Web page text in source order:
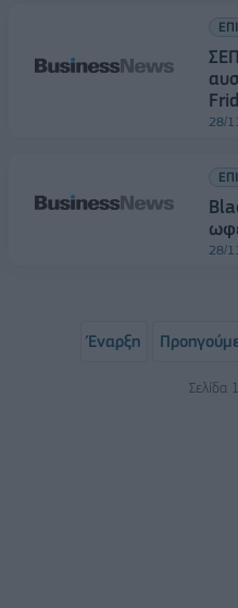
28/
28/
Έναρξη
Σελίδα